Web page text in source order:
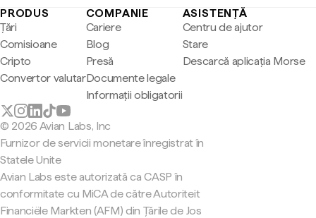
PRODUS
Țări
Comisioane
Cripto
Convertor valutar
COMPANIE
Cariere
Blog
Presă
Documente legale
Informații obligatorii
ASISTENȚĂ
Centru de ajutor
Stare
Descarcă aplicația Morse
© 2026 Avian Labs, Inc
Furnizor de servicii monetare înregistrat în
Statele Unite
Avian Labs este autorizată ca CASP în
conformitate cu MiCA de către Autoriteit
Financiële Markten (AFM) din Țările de Jos